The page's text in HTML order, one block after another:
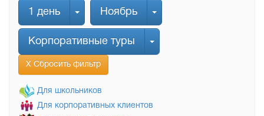
1 день Ноябрь
Корпоративные туры
Х Сбросить фильтр
Для школьников
Для корпоративных клиентов